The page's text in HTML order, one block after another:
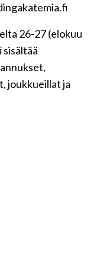
26-27 (elokuu
sisältää
joukkueillat ja